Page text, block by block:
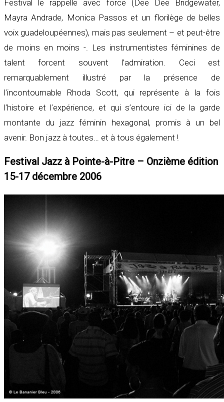
Festival le rappelle avec force (Dee Dee Bridgewater,
Mayra Andrade, Monica Passos et un florilège de belles
voix guadeloupéennes), mais pas seulement – et peut-être
de moins en moins -. Les instrumentistes féminines de
talent forcent souvent l’admiration. Ceci est
remarquablement illustré par la présence de
l’incontournable Rhoda Scott, qui représente à la fois
l’histoire et l’expérience, et qui s’entoure ici de la garde
montante du jazz féminin hexagonal, promis à un bel
avenir. Bon jazz à toutes… et à tous également !
Festival Jazz à Pointe-à-Pitre – Onzième édition
15-17 décembre 2006